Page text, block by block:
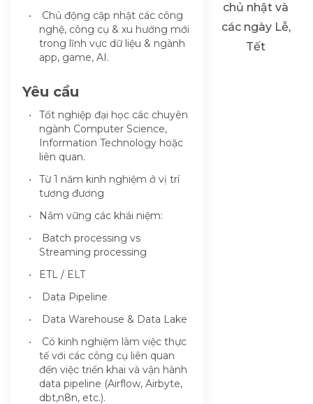
Chủ động cập nhật các công
nghệ, công cụ & xu hướng mới
trong lĩnh vực dữ liệu & ngành
app, game, AI.
Yêu cầu
Tốt nghiệp đại học các chuyên
ngành Computer Science,
Information Technology hoặc
liên quan.
Từ 1 năm kinh nghiệm ở vị trí
tương đương
Nắm vững các khái niệm:
Batch processing vs
Streaming processing
ETL / ELT
Data Pipeline
Data Warehouse & Data Lake
Có kinh nghiệm làm việc thực
tế với các công cụ liên quan
đến việc triển khai và vận hành
data pipeline (Airflow, Airbyte,
dbt,n8n, etc.).
chủ nhật và
các ngày Lễ,
Tết